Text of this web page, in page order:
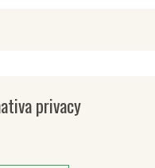
privacy